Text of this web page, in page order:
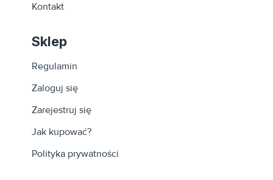
Kontakt
Sklep
Regulamin
Zaloguj się
Zarejestruj się
Jak kupować?
Polityka prywatności